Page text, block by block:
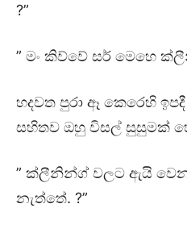
?”
” මං කිව්වේ සර් මෙහෙ
හදවත පුරා ඈ කෙරෙහි
සහිතව ඔහු විසල් සුසුමක්
” ක්ලීනින්ග් වලට ඇයි
නැත්තේ. ?”